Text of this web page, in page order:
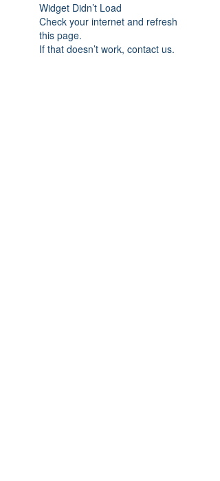
Widget Didn’t Load
Check your internet and refresh
this page.
If that doesn’t work, contact us.